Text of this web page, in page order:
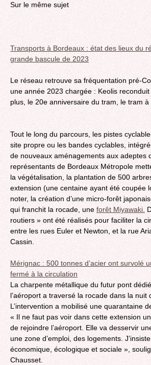
Sur le même sujet
Transports à Bordeaux : état des lieux du
grande bascule de 2023
Le réseau retrouve sa fréquentation pré-
une année 2023 chargée : Keolis
plus, le 20e anniversaire du tram, le tram à
Tout le long du parcours, les pistes
site propre ou les bandes cyclables,
de nouveaux aménagements aux adeptes
représentants de Bordeaux Métropole
la végétalisation, la plantation de 500
extension (une centaine ayant été coupée
noter, la création d’une micro-forêt
qui franchit la rocade, une forêt Miyawaki.
routiers » ont été réalisés pour faciliter la
entre les rues Euler et Newton, et la rue
Cassin.
Mérignac : 500 tonnes d’acier ont survolé
fermé à la circulation
La charpente métallique du futur pont
l’aéroport a traversé la rocade dans la nuit
L’intervention a mobilisé une quarantaine
« Il ne faut pas voir dans cette extension
de rejoindre l’aéroport. Elle va desservir
une zone d’emploi, des logements.
économique, écologique et sociale »,
Chausset.